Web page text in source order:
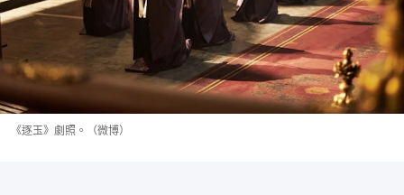
《逐玉》劇照。（微博）